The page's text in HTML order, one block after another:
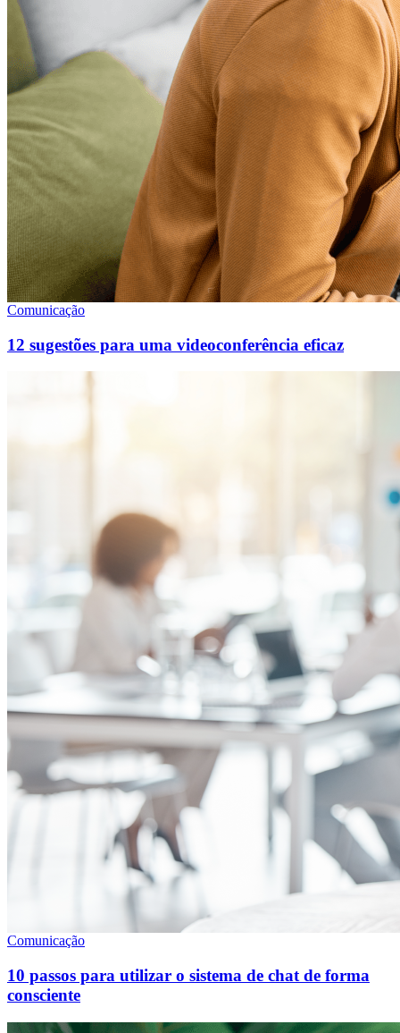
Comunicação
12 sugestões para uma videoconferência eficaz
Comunicação
10 passos para utilizar o sistema de chat de forma
consciente